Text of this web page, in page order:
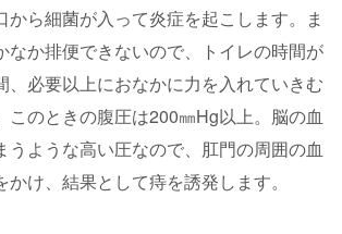
から細菌が入って炎症を起こします。ま
なか排便できないので、トイレの時間が
、必要以上におなかに力を入れていきむ
このときの腹圧は200㎜Hg以上。脳の血
うような高い圧なので、肛門の周囲の血
け、結果として痔を誘発します。